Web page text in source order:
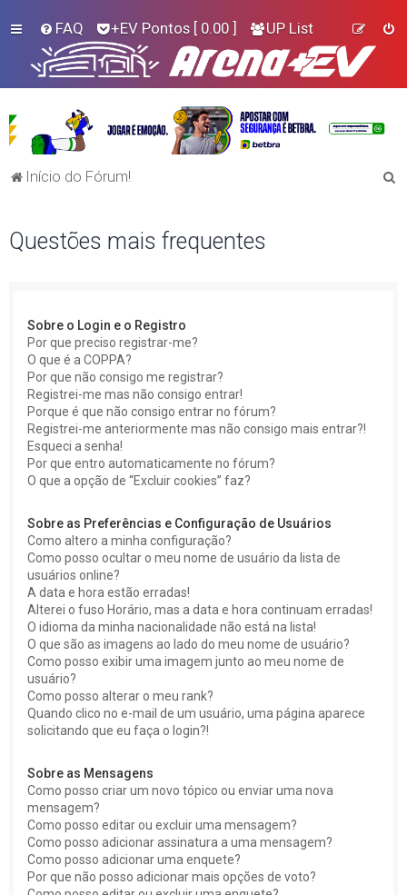
FAQ +EV Pontos [ 0.00 ] UP List
Início do Fórum!
Questões mais frequentes
Sobre o Login e o Registro
Por que preciso registrar-me?
O que é a COPPA?
Por que não consigo me registrar?
Registrei-me mas não consigo entrar!
Porque é que não consigo entrar no fórum?
Registrei-me anteriormente mas não consigo mais entrar?!
Esqueci a senha!
Por que entro automaticamente no fórum?
O que a opção de “Excluir cookies” faz?
Sobre as Preferências e Configuração de Usuários
Como altero a minha configuração?
Como posso ocultar o meu nome de usuário da lista de
usuários online?
A data e hora estão erradas!
Alterei o fuso Horário, mas a data e hora continuam erradas!
O idioma da minha nacionalidade não está na lista!
O que são as imagens ao lado do meu nome de usuário?
Como posso exibir uma imagem junto ao meu nome de
usuário?
Como posso alterar o meu rank?
Quando clico no e-mail de um usuário, uma página aparece
solicitando que eu faça o login?!
Sobre as Mensagens
Como posso criar um novo tópico ou enviar uma nova
mensagem?
Como posso editar ou excluir uma mensagem?
Como posso adicionar assinatura a uma mensagem?
Como posso adicionar uma enquete?
Por que não posso adicionar mais opções de voto?